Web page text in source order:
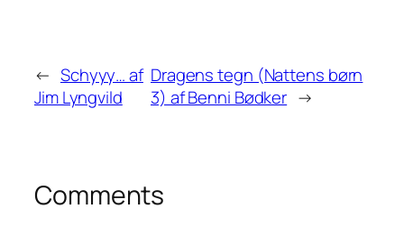
← Schyyy… af
Jim Lyngvild
Dragens tegn (Nattens børn
3) af Benni Bødker →
Comments